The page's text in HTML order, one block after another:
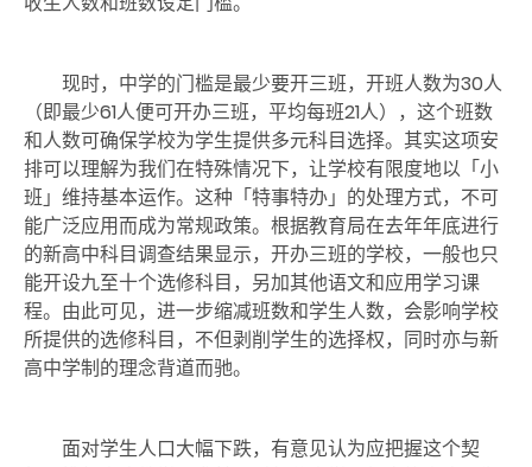
现时，中学的门槛是最少要开三班，开班人数为30人
（即最少61人便可开办三班，平均每班21人） ，这个班数
和人数可确保学校为学生提供多元科目选择。其实这项安
排可以理解为我们在特殊情况下，让学校有限度地以「小
班」维持基本运作。这种「特事特办」的处理方式，不可
能广泛应用而成为常规政策。根据教育局在去年年底进行
的新高中科目调查结果显示，开办三班的学校，一般也只
能开设九至十个选修科目，另加其他语文和应用学习课
程。由此可见，进一步缩减班数和学生人数，会影响学校
所提供的选修科目，不但剥削学生的选择权，同时亦与新
高中学制的理念背道而驰。
面对学生人口大幅下跌，有意见认为应把握这个契